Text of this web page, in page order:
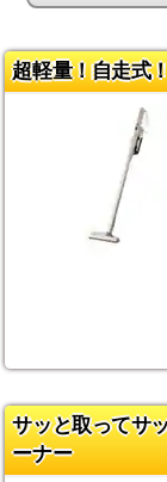
超軽量！自走式
サッと取ってサ
ーナー